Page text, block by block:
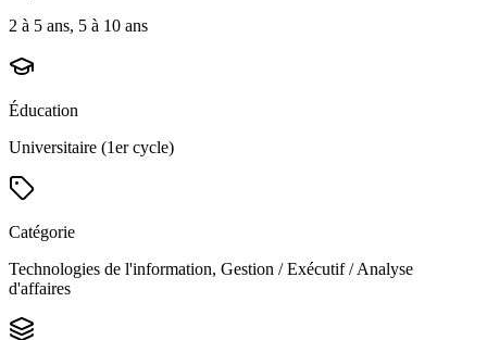
2 à 5 ans, 5 à 10 ans
Éducation
Universitaire (1er cycle)
Catégorie
Technologies de l'information, Gestion / Exécutif / Analyse
d'affaires